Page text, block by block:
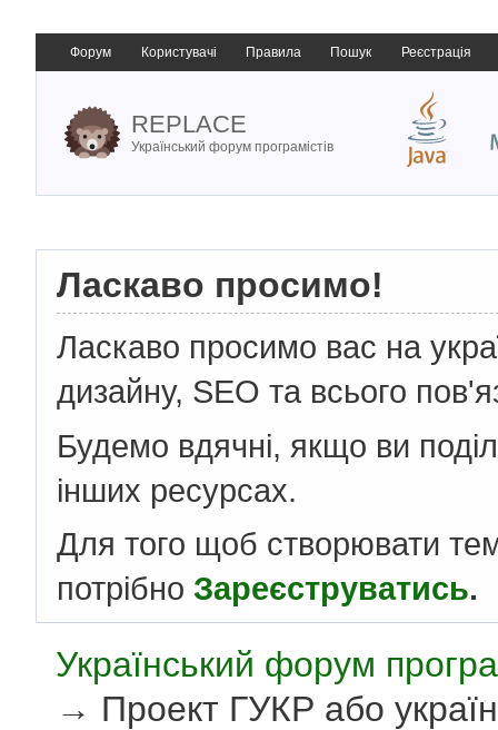
Форум Користувачі Правила Пошук Реєстрація
REPLACE
Український форум програмістів
Ласкаво просимо!
Ласкаво просимо вас на
дизайну, SEO та всього
Будемо вдячні, якщо ви
інших ресурсах.
Для того щоб створювати
потрібно Зареєструватись.
Український форум
→ Проект ГУКР або